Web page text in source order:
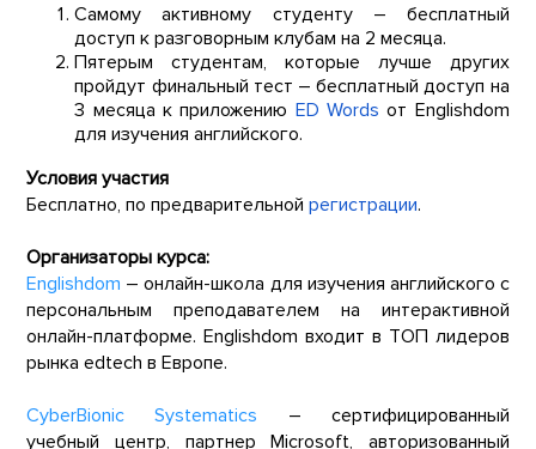
Самому активному студенту – бесплатный
доступ к разговорным клубам на 2 месяца.
Пятерым студентам, которые лучше других
пройдут финальный тест – бесплатный доступ на
3 месяца к приложению ED Words от Englishdom
для изучения английского.
Условия участия
Бесплатно, по предварительнойрегистрации.
Организаторы курса:
Englishdom – онлайн-школа для изучения английского с
персональным преподавателем на интерактивной
онлайн-платформе. Englishdom входит в ТОП лидеров
рынка edtech в Европе.
CyberBionic Systematics – сертифицированный
учебный центр, партнер Microsoft, авторизованный